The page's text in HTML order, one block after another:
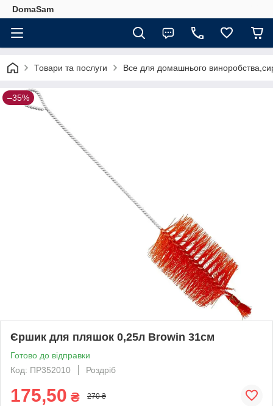
DomaSam
Товари та послуги Все для домашнього
–35%
Єршик для пляшок 0,25л Browin 31см
Готово до відправки
Код: ПР352010
Роздріб
175,50 ₴ 270 ₴